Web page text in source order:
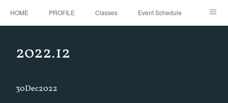
HOME PROFILE Classes Event Schedule
2022.12
30Dec2022